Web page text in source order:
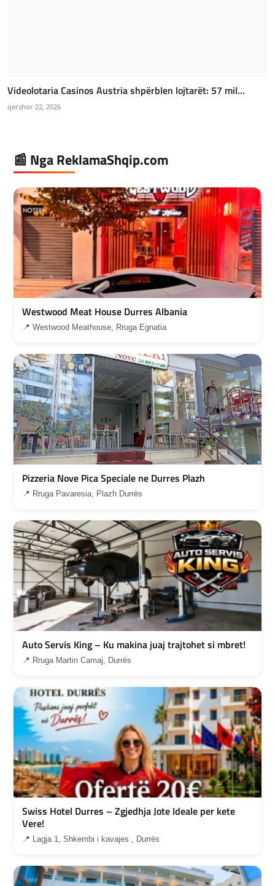
Videolotaria Casinos Austria shpërblen lojtarët: 57 mil...
qershor 22, 2026
📰 Nga ReklamaShqip.com
Westwood Meat House Durres Albania
📍 Westwood Meathouse, Rruga Egnatia
Pizzeria Nove Pica Speciale ne Durres Plazh
📍 Rruga Pavaresia, Plazh Durrës
Auto Servis King – Ku makina juaj trajtohet si mbret!
📍 Rruga Martin Camaj, Durrës
Swiss Hotel Durres – Zgjedhja Jote Ideale per kete
Vere!
📍 Lagja 1, Shkembi i kavajes , Durrës